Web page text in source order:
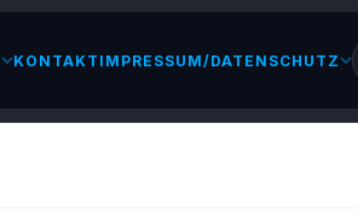
KONTAKT IMPRESSUM/DATENSCHUTZ